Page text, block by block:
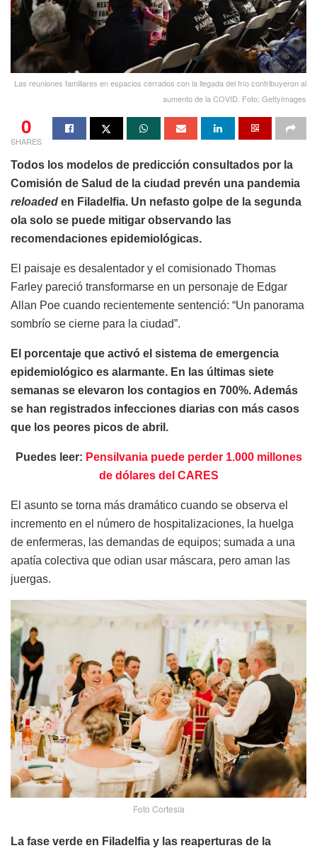
Las reuniones familiares en espacios cerrados con la llegada del frío contribuyeron al
aumento de la COVID. Foto: GettyImages
0
SHARES
Todos los modelos de predicción consultados por la
Comisión de Salud de la ciudad prevén una pandemia
reloaded en Filadelfia. Un nefasto golpe de la segunda
ola solo se puede mitigar observando las
recomendaciones epidemiológicas.
El paisaje es desalentador y el comisionado Thomas
Farley pareció transformarse en un personaje de Edgar
Allan Poe cuando recientemente sentenció: “Un panorama
sombrío se cierne para la ciudad”.
El porcentaje que activó el sistema de emergencia
epidemiológico es alarmante. En las últimas siete
semanas se elevaron los contagios en 700%. Además
se han registrados infecciones diarias con más casos
que los peores picos de abril.
Puedes leer: Pensilvania puede perder 1.000 millones
de dólares del CARES
El asunto se torna más dramático cuando se observa el
incremento en el número de hospitalizaciones, la huelga
de enfermeras, las demandas de equipos; sumada a una
apatía colectiva que odian usar máscara, pero aman las
juergas.
Foto Cortesía
La fase verde en Filadelfia y las reaperturas de la